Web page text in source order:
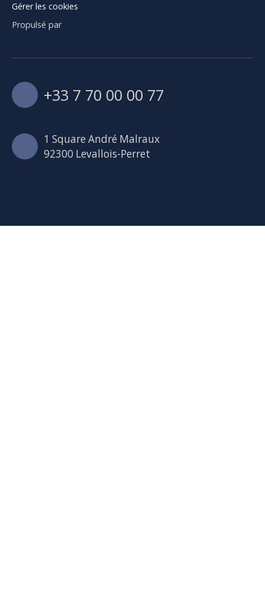
Gérer les cookies
Propulsé par
+33 7 70 00 00 77
1 Square André Malraux
92300 Levallois-Perret